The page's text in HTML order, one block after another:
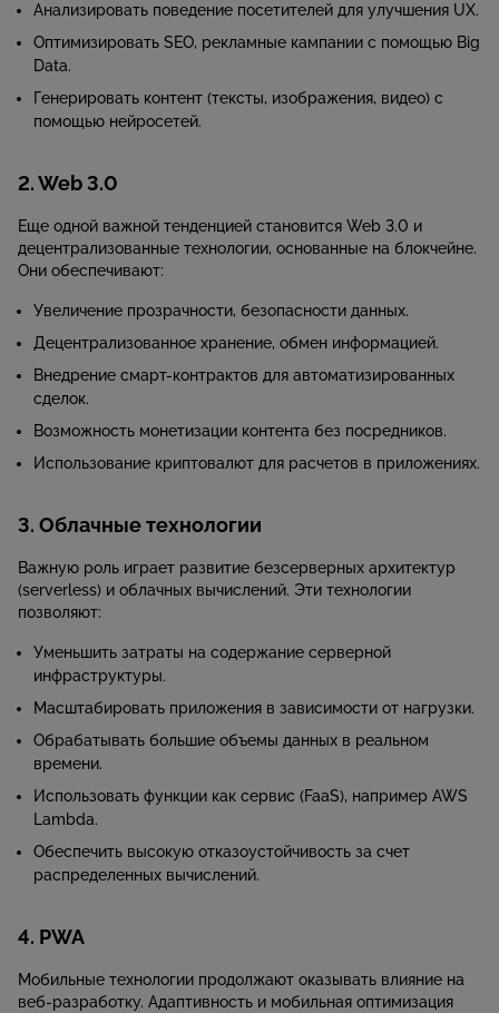
Анализировать поведение посетителей для улучшения UX.
Оптимизировать SEO, рекламные кампании с помощью Big
Data.
Генерировать контент (тексты, изображения, видео) с
помощью нейросетей.
2. Web 3.0
Еще одной важной тенденцией становится Web 3.0 и
децентрализованные технологии, основанные на блокчейне.
Они обеспечивают:
Увеличение прозрачности, безопасности данных.
Децентрализованное хранение, обмен информацией.
Внедрение смарт-контрактов для автоматизированных
сделок.
Возможность монетизации контента без посредников.
Использование криптовалют для расчетов в приложениях.
3. Облачные технологии
Важную роль играет развитие безсерверных архитектур
(serverless) и облачных вычислений. Эти технологии
позволяют:
Уменьшить затраты на содержание серверной
инфраструктуры.
Масштабировать приложения в зависимости от нагрузки.
Обрабатывать большие объемы данных в реальном
времени.
Использовать функции как сервис (FaaS), например AWS
Lambda.
Обеспечить высокую отказоустойчивость за счет
распределенных вычислений.
4. PWA
Мобильные технологии продолжают оказывать влияние на
веб-разработку. Адаптивность и мобильная оптимизация